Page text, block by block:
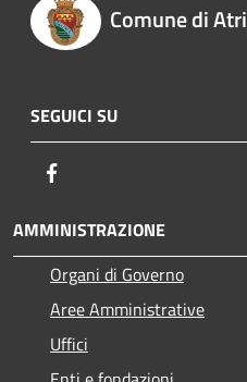
Comune di Atri
SEGUICI SU
AMMINISTRAZIONE
Organi di Governo
Aree Amministrative
Uffici